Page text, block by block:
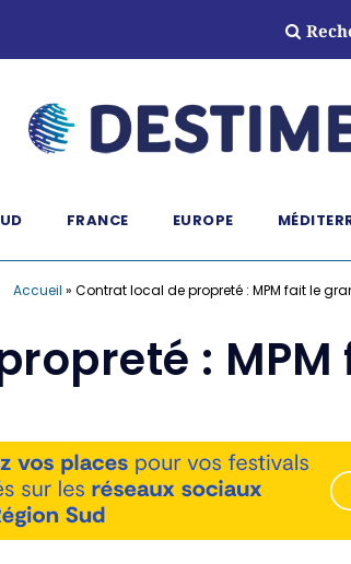
FRANCE EUROPE
Accueil » Contrat local de propreté : MPM fait le
: